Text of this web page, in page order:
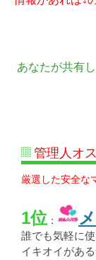
あなたが共有
管理人オ
厳選した安全な
1位：
誰でも気軽に
イキオイがあ